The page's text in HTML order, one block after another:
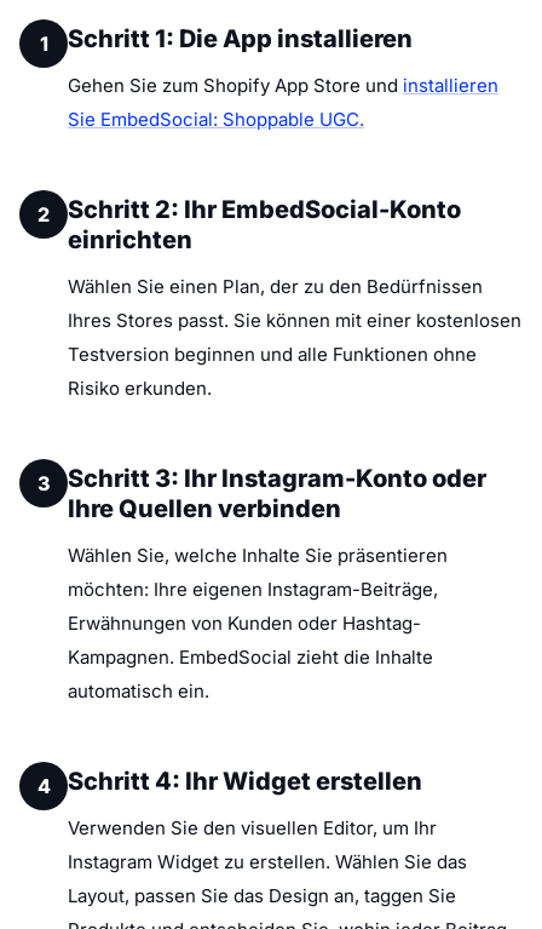
1 Schritt 1: Die App installieren
Gehen Sie zum Shopify App Store und installieren
Sie EmbedSocial: Shoppable UGC.
2
Schritt 2: Ihr EmbedSocial-Konto
einrichten
Wählen Sie einen Plan, der zu den Bedürfnissen
Ihres Stores passt. Sie können mit einer kostenlosen
Testversion beginnen und alle Funktionen ohne
Risiko erkunden.
3
Schritt 3: Ihr Instagram-Konto oder
Ihre Quellen verbinden
Wählen Sie, welche Inhalte Sie präsentieren
möchten: Ihre eigenen Instagram-Beiträge,
Erwähnungen von Kunden oder Hashtag-
Kampagnen. EmbedSocial zieht die Inhalte
automatisch ein.
4 Schritt 4: Ihr Widget erstellen
Verwenden Sie den visuellen Editor, um Ihr
Instagram Widget zu erstellen. Wählen Sie das
Layout, passen Sie das Design an, taggen Sie